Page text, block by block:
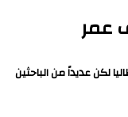
عمر
لكن عديداً من الباحثين